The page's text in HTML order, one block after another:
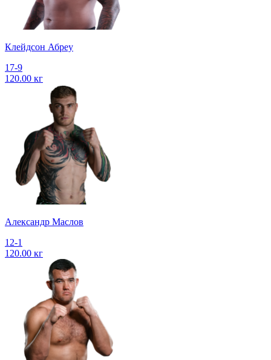
Клейдсон Абреу
17-9
120.00 кг
Александр Маслов
12-1
120.00 кг